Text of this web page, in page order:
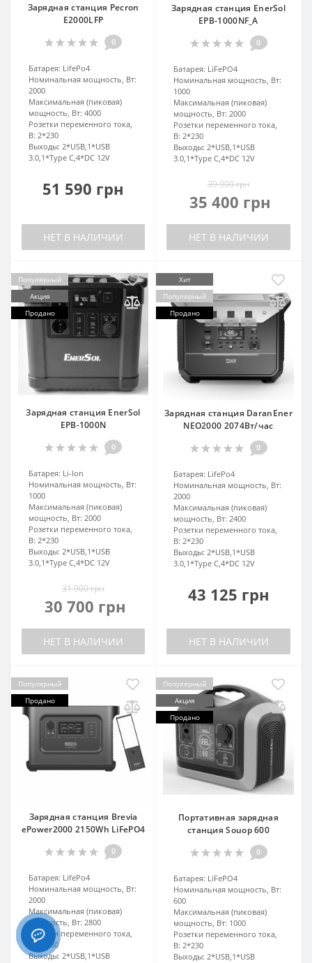
Зарядная станция Pecron
E2000LFP
0
Батарея: LifePo4
Номинальная мощность, Вт:
2000
Максимальная (пиковая)
мощность, Вт: 4000
Розетки переменного тока,
В: 2*230
Выходы: 2*USB,1*USB
3.0,1*Type C,4*DC 12V
51 590 грн
НЕТ В НАЛИЧИИ
Зарядная станция EnerSol
EPB-1000NF_A
0
Батарея: LiFePO4
Номинальная мощность, Вт:
1000
Максимальная (пиковая)
мощность, Вт: 2000
Розетки переменного тока,
В: 2*230
Выходы: 2*USB,1*USB
3.0,1*Type C,4*DC 12V
39 900 грн
35 400 грн
НЕТ В НАЛИЧИИ
Популярный
Акция
Продано
Зарядная станция EnerSol
EPB-1000N
0
Батарея: Li-lon
Номинальная мощность, Вт:
1000
Максимальная (пиковая)
мощность, Вт: 2000
Розетки переменного тока,
В: 2*230
Выходы: 2*USB,1*USB
3.0,1*Type C,4*DC 12V
31 900 грн
30 700 грн
НЕТ В НАЛИЧИИ
Хит
Популярный
Продано
Зарядная станция DaranEner
NEO2000 2074Вт/час
0
Батарея: LifePo4
Номинальная мощность, Вт:
2000
Максимальная (пиковая)
мощность, Вт: 2400
Розетки переменного тока,
В: 2*230
Выходы: 2*USB,1*USB
3.0,1*Type C,4*DC 12V
43 125 грн
НЕТ В НАЛИЧИИ
Популярный
Продано
Зарядная станция Brevia
ePower2000 2150Wh LiFePO4
0
Батарея: LifePo4
Номинальная мощность, Вт:
2000
Максимальная (пиковая)
мощность, Вт: 2800
Розетки переменного тока,
В: 2*230
Выходы: 2*USB,1*USB
Популярный
Акция
Продано
Портативная зарядная
станция Souop 600
0
Батарея: LiFePO4
Номинальная мощность, Вт:
600
Максимальная (пиковая)
мощность, Вт: 1000
Розетки переменного тока,
В: 2*230
Выходы: 2*USB,1*USB